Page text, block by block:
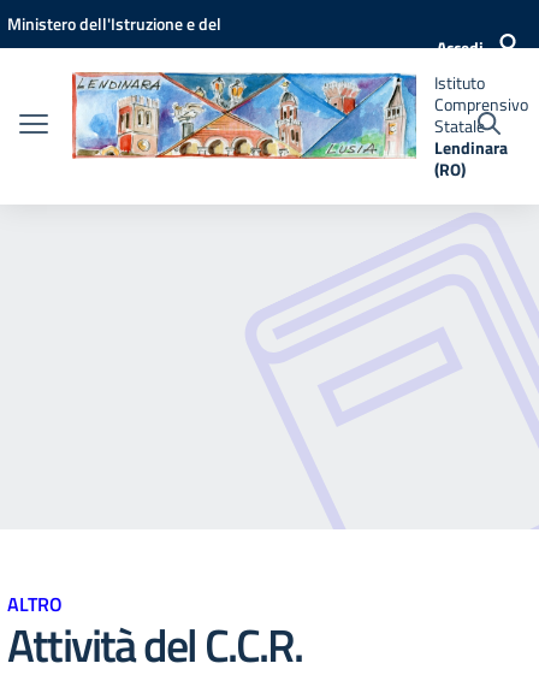
Vai ai contenuti
Vai al menu di navigazione
Vai al footer
Ministero dell'Istruzione e del
Accedi
Istituto
Comprensivo
Lendinara
(RO)
Istituto
Comprensivo
Statale
Lendinara
(RO)
ALTRO
Attività del C.C.R.